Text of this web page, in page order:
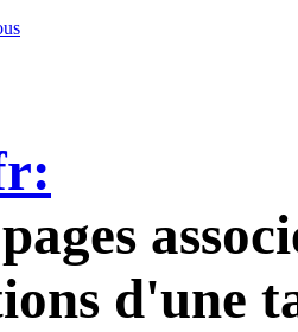
d'une